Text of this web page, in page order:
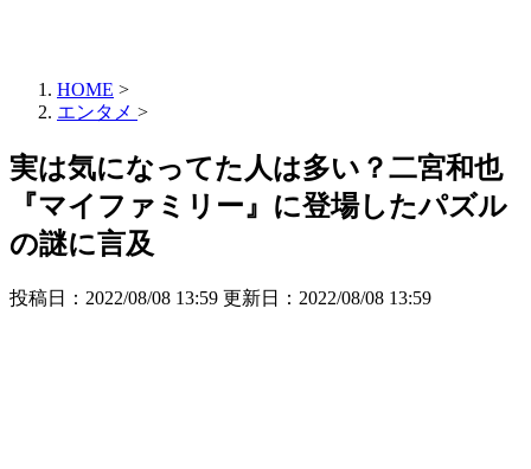
HOME >
エンタメ >
実は気になってた人は多い？二宮和也
『マイファミリー』に登場したパズル
の謎に言及
投稿日：2022/08/08 13:59 更新日： 2022/08/08 13:59